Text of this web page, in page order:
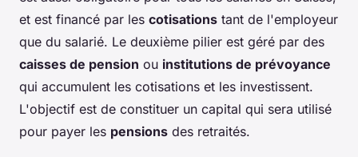
et est financé par les cotisations tant de l'employeur
que du salarié. Le deuxième pilier est géré par des
caisses de pension ou institutions de prévoyance
qui accumulent les cotisations et les investissent.
L'objectif est de constituer un capital qui sera utilisé
pour payer les pensions des retraités.